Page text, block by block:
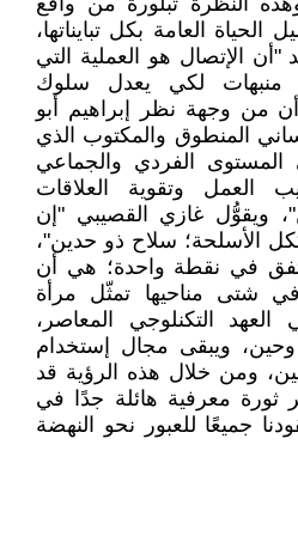
العامة بكل تبايناتها،
"أن الإتصال هو العملية التي
منبهات لكي يعدل سلوك
أن من وجهة نظر إبراهيم أبو
المنطوق والمكتوب الذي
الفردي والجماعي
العمل وتقوية العلاقات
ويقوُّل غازي القصيبي "إن
الأسلحة؛ سلاح ذو حدين"،
في نقطة واحدة؛ هي أن
في شتى مناحيها تمثّل مرأة
العهد التكنلوجي المعاصر،
ويبقى مجال إستخدام
ومن خلال هذه الرؤية قد
ثورة معرفية هائلة جدًا في
جميعًا للعبور نحو النهضة